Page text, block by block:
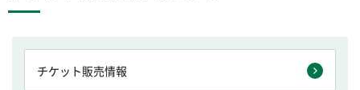
チケット販売情報